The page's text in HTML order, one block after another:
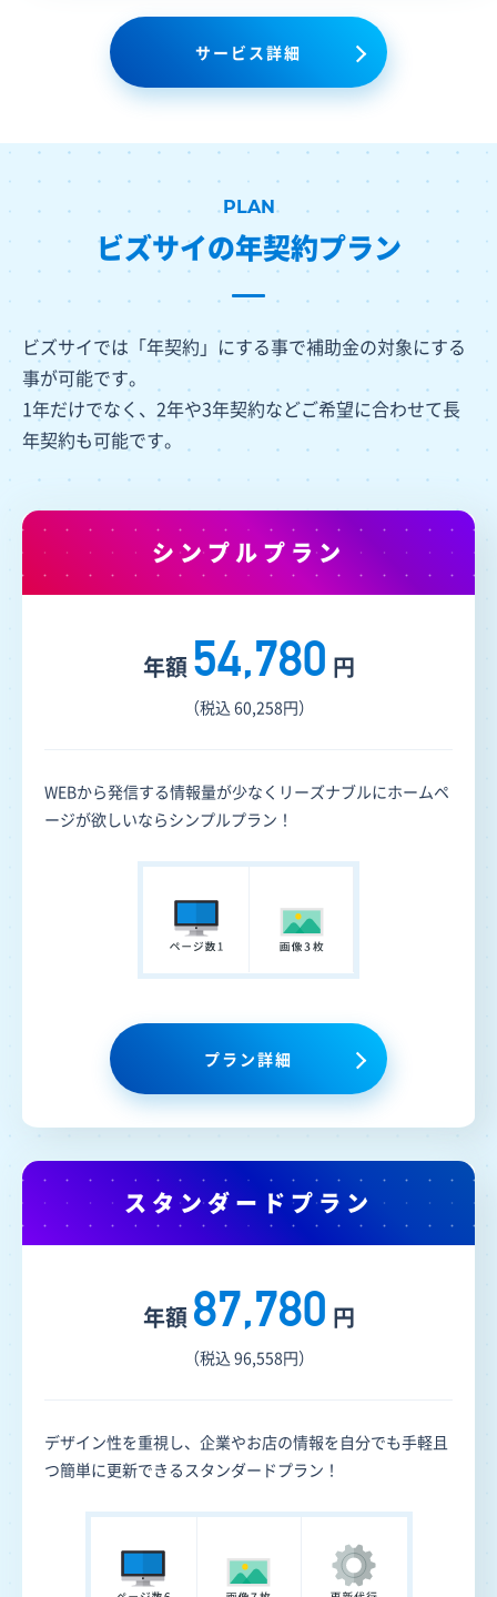
サービス詳細
ビズサイの年契約プラン
ビズサイでは「年契約」にする事で補助金の対象にする
事が可能です。
1年だけでなく、2年や3年契約などご希望に合わせて長
年契約も可能です。
シンプルプラン
年額 54,780 円
（税込 60,258円）
WEBから発信する情報量が少なくリーズナブルにホームペ
ージが欲しいならシンプルプラン！
プラン詳細
スタンダードプラン
年額 87,780 円
（税込 96,558円）
デザイン性を重視し、企業やお店の情報を自分でも手軽且
つ簡単に更新できるスタンダードプラン！